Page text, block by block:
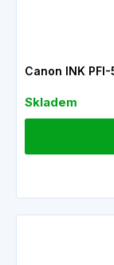
Canon INK PFI-
Skladem